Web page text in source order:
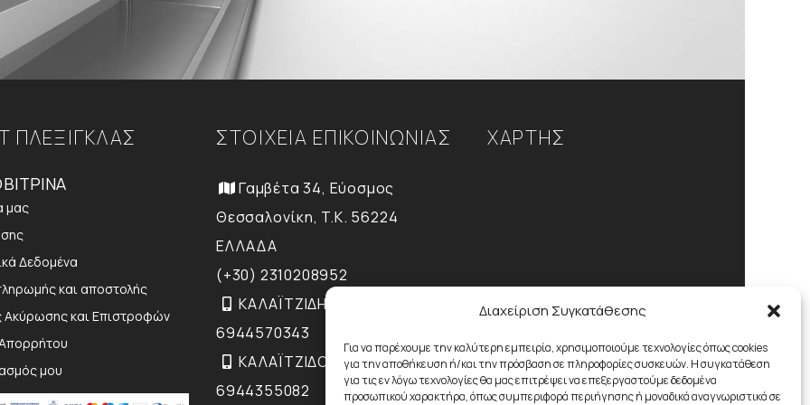
Διαχείριση Συγκατάθεσης
Για να παρέχουμε την καλύτερη εμπειρία, χρησιμοποιούμε τεχνολογίες όπως cookies
για την αποθήκευση ή/και την πρόσβαση σε πληροφορίες συσκευών. Η συγκατάθεση
για τις εν λόγω τεχνολογίες θα μας επιτρέψει να επεξεργαστούμε δεδομένα
προσωπικού χαρακτήρα, όπως συμπεριφορά περιήγησης ή μοναδικά αναγνωριστικά σε
ΠΛΕΞΙΓΚΛΑΣ
μας
Δεδομένα
και αποστολής
Ακύρωσης και Επιστροφών
Απορρήτου
μου
ΣΤΟΙΧΕΙΑ ΕΠΙΚΟΙΝΩΝΙΑΣ
Γαμβέτα 34, Εύοσμος
Θεσσαλονίκη, T.K. 56224
ΕΛΛΑΔΑ
(+30) 2310208952
ΚΑΛΑΪΤΖΙΔΗΣ ΠΑΥΛΟΣ: (+30)
6944570343
ΚΑΛΑΪΤΖΙΔΟΥ ΓΕΩΡΓΙΑ: (+30)
6944355082
ΧΑΡΤΗΣ